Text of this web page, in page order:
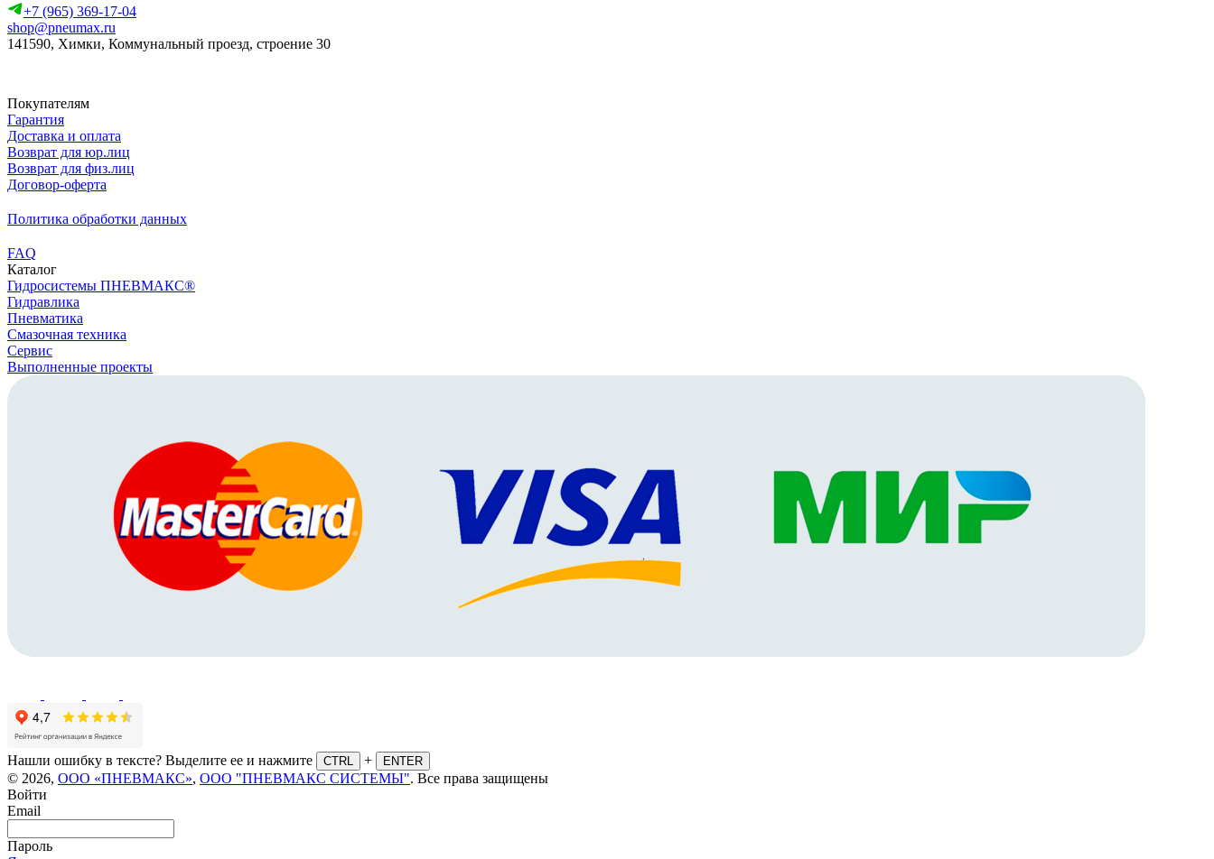
+7 (965) 369-17-04
shop@pneumax.ru
141590, Химки, Коммунальный проезд, строение 30
Покупателям
Гарантия
Доставка и оплата
Возврат для юр.лиц
Возврат для физ.лиц
Договор-оферта
Политика обработки данных
FAQ
Каталог
Гидросистемы ПНЕВМАКС®
Гидравлика
Пневматика
Смазочная техника
Сервис
Выполненные проекты
Нашли ошибку в тексте? Выделите ее и нажмите CTRL + ENTER
© 2026, ООО «ПНЕВМАКС», ООО "ПНЕВМАКС СИСТЕМЫ". Все права защищены
Войти
Email
Пароль